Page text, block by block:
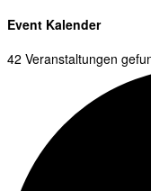
Event Kalender
42 Veranstaltungen